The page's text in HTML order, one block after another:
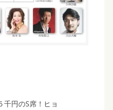
円のS席！ヒョ